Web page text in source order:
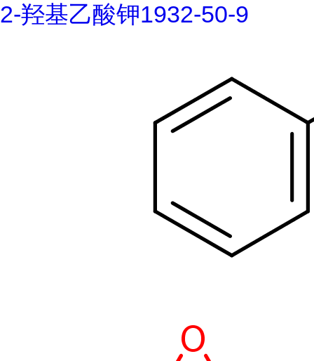
2-羟基乙酸钾1932-50-9